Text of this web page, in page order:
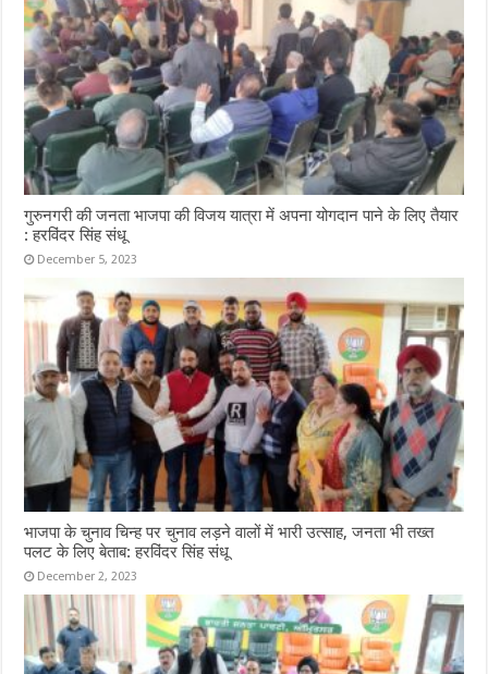
गुरुनगरी की जनता भाजपा की विजय यात्रा में अपना योगदान पाने के लिए तैयार
: हरविंदर सिंह संधू
December 5, 2023
भाजपा के चुनाव चिन्ह पर चुनाव लड़ने वालों में भारी उत्साह, जनता भी तख्त
पलट के लिए बेताब: हरविंदर सिंह संधू
December 2, 2023